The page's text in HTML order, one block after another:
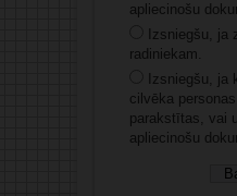
apliecinošu
Izsniegšu, ja
radiniekam.
Izsniegšu, ja
cilvēka
parakstītas, vai
apliecinošu